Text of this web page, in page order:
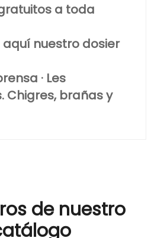
a toda
aquí nuestro dosier
· Les
Chigres, brañas y
de nuestro